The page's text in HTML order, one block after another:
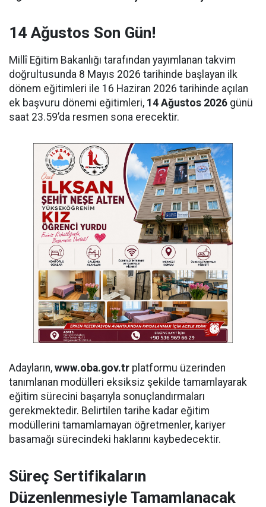
14 Ağustos Son Gün!
Millî Eğitim Bakanlığı tarafından yayımlanan takvim
doğrultusunda 8 Mayıs 2026 tarihinde başlayan ilk
dönem eğitimleri ile 16 Haziran 2026 tarihinde açılan
ek başvuru dönemi eğitimleri, 14 Ağustos 2026 günü
saat 23.59’da resmen sona erecektir.
Adayların, www.oba.gov.tr platformu üzerinden
tanımlanan modülleri eksiksiz şekilde tamamlayarak
eğitim sürecini başarıyla sonuçlandırmaları
gerekmektedir. Belirtilen tarihe kadar eğitim
modüllerini tamamlamayan öğretmenler, kariyer
basamağı sürecindeki haklarını kaybedecektir.
Süreç Sertifikaların
Düzenlenmesiyle Tamamlanacak